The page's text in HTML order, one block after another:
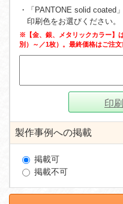
・「PANTONE solid coated
印刷色をお選びください。
※【金、銀、メタリックカラー】
別）～／1枚）。最終価格はご注
印
製作事例への掲載
掲載可
掲載不可